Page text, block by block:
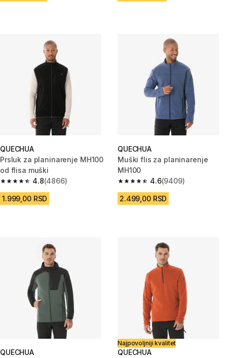
QUECHUA
Prsluk za planinarenje MH100
od flisa muški
4.8
4.8 od 5 zvezdica from 4866 Recenzije
(4866)
1.999,00 RSD
QUECHUA
Muški flis za planinarenje
MH100
4.6
4.6 od 5 zvezdica from 9409
(9409)
2.499,00 RSD
QUECHUA
Najpovoljniji kvalitet
QUECHUA